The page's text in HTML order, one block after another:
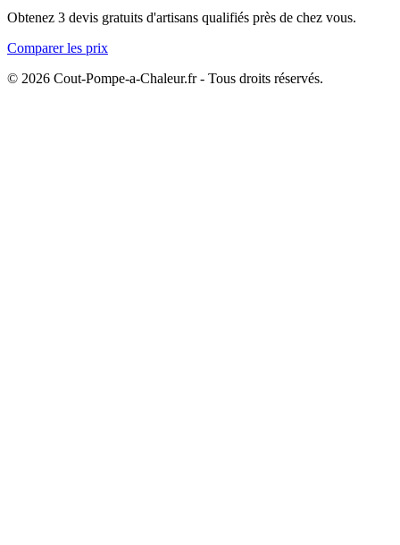
Obtenez 3 devis gratuits d'artisans qualifiés près de chez vous.
Comparer les prix
© 2026 Cout-Pompe-a-Chaleur.fr - Tous droits réservés.